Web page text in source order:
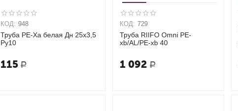
КОД: 948
Труба PE-Xa белая Дн 25х3,5
Ру10
115 Р
КОД: 729
Труба RIIFO Omni PE-
xb/AL/PE-xb 40
1 092 Р